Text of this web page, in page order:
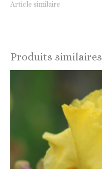
Article similaire
Produits similaires